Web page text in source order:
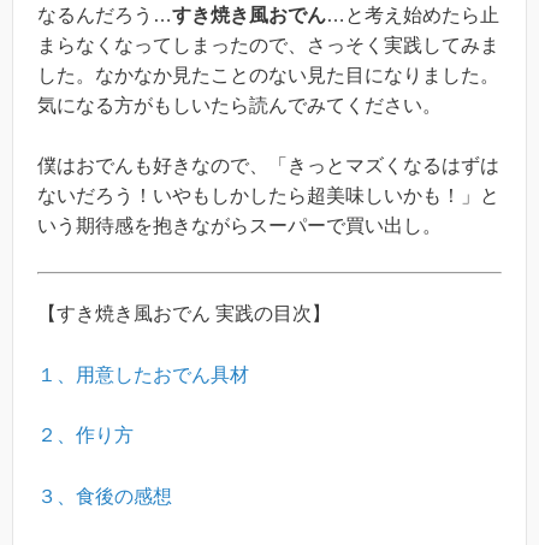
なるんだろう…すき焼き風おでん…と考え始めたら止
まらなくなってしまったので、さっそく実践してみま
した。なかなか見たことのない見た目になりました。
気になる方がもしいたら読んでみてください。
僕はおでんも好きなので、「きっとマズくなるはずは
ないだろう！いやもしかしたら超美味しいかも！」と
いう期待感を抱きながらスーパーで買い出し。
【すき焼き風おでん 実践の目次】
１、用意したおでん具材
２、作り方
３、食後の感想